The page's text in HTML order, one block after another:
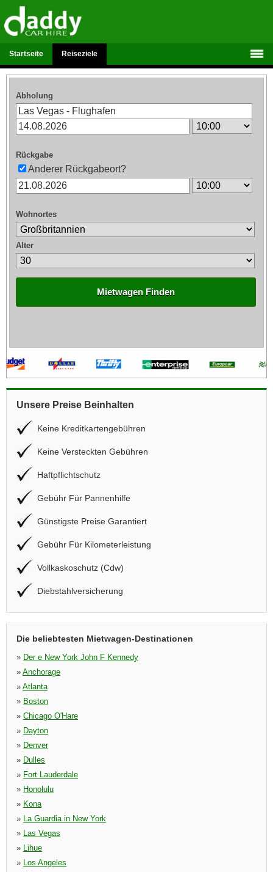
Startseite Reiseziele
Abholung
Rückgabe
Anderer Rückgabeort?
Wohnortes
Alter
Mietwagen Finden
Unsere Preise Beinhalten
Keine Kreditkartengebühren
Keine Versteckten Gebühren
Haftpflichtschutz
Gebühr Für Pannenhilfe
Günstigste Preise Garantiert
Gebühr Für Kilometerleistung
Vollkaskoschutz (Cdw)
Diebstahlversicherung
Die beliebtesten Mietwagen-Destinationen
» Der e New York John F Kennedy
» Anchorage
» Atlanta
» Boston
» Chicago O'Hare
» Dayton
» Denver
» Dulles
» Fort Lauderdale
» Honolulu
» Kona
» La Guardia in New York
» Las Vegas
» Lihue
» Los Angeles